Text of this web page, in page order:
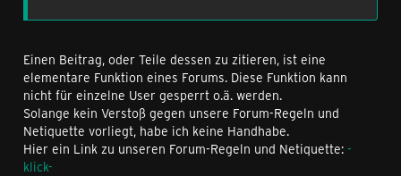
Einen Beitrag, oder Teile dessen zu zitieren, ist eine
elementare Funktion eines Forums. Diese Funktion kann
nicht für einzelne User gesperrt o.ä. werden.
Solange kein Verstoß gegen unsere Forum-Regeln und
Netiquette vorliegt, habe ich keine Handhabe.
Hier ein Link zu unseren Forum-Regeln und Netiquette: -
klick-